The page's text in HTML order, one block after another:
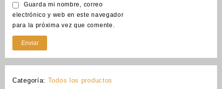
Guarda mi nombre, correo
electrónico y web en este navegador
para la próxima vez que comente.
Categoría: Todos los productos